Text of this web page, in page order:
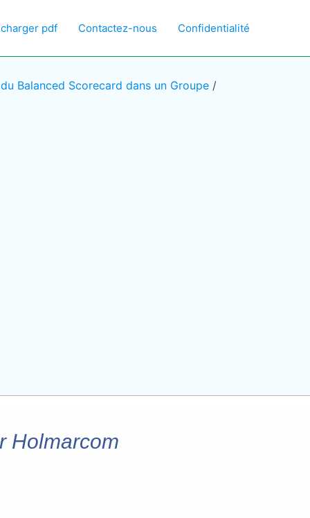
pdf Contactez-nous Confidentialité
Balanced Scorecard dans un Groupe /
Holmarcom